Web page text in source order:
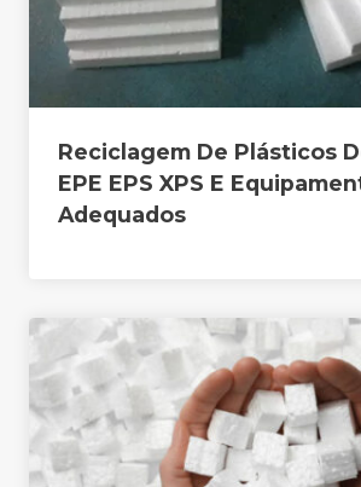
Reciclagem De Plásticos
EPE EPS XPS E
Adequados